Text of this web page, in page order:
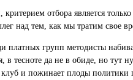
отбора является
над тем, как мы тратим свое
групп методисты
тесноте да не в обиде, но тут
и пожинает плоды